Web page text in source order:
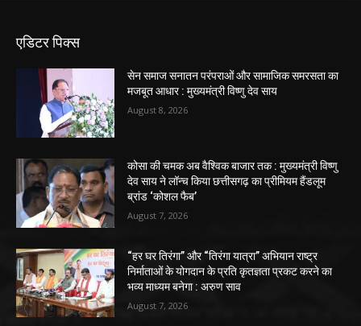
एडिटर पिक्स
सेन समाज सनातन परंपराओं और सामाजिक समरसता का
मजबूत आधार : मुख्यमंत्री विष्णु देव साय
August 8, 2026
कोसा की चमक अब वैश्विक बाजार तक : मुख्यमंत्री विष्णु
देव साय ने लॉन्च किया छत्तीसगढ़ का प्रीमियम हैंडलूम
ब्रांड ‘कोशल फैब’
August 7, 2026
“हर घर तिरंगा” और “तिरंगा यात्रा” अभियान राष्ट्र
निर्माताओं के योगदान के प्रति कृतज्ञता प्रकट करने का
भव्य माध्यम बनेगा : अरुण साव
August 7, 2026